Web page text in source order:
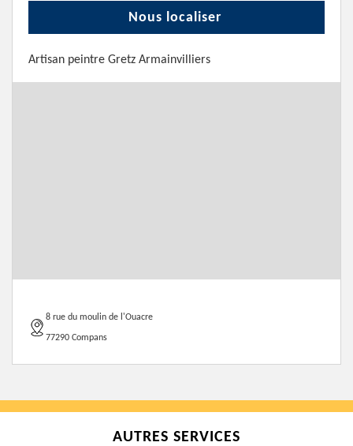
Nous localiser
Artisan peintre Gretz Armainvilliers
8 rue du moulin de l'Ouacre
77290 Compans
AUTRES SERVICES